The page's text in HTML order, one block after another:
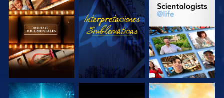
EXPLORA LAS
SERIES
VE
EXPLORA LAS